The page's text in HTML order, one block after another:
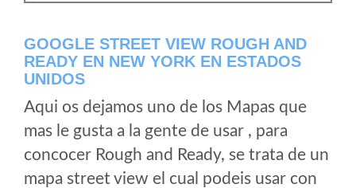
GOOGLE STREET VIEW ROUGH AND
READY EN NEW YORK EN ESTADOS
UNIDOS
Aqui os dejamos uno de los Mapas que
mas le gusta a la gente de usar , para
concocer Rough and Ready, se trata de un
mapa street view el cual podeis usar con